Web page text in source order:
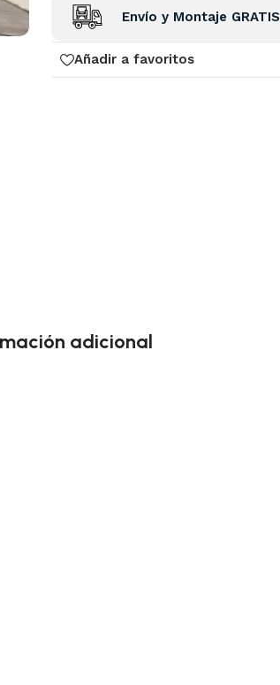
Envío y Montaje GRATIS
Añadir a favoritos
adicional